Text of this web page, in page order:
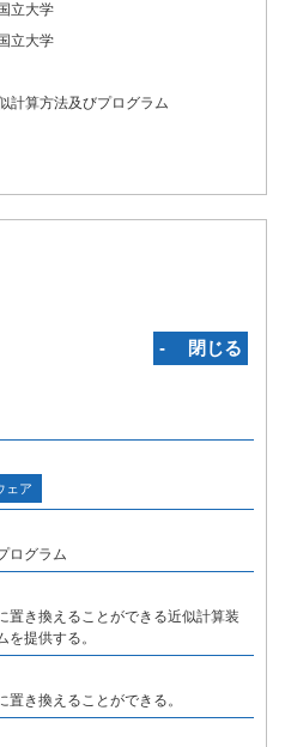
立大学
立大学
計算方法及びプログラム
‐ 閉じる
ェア
ログラム
置き換えることができる近似計算装
提供する。
き換えることができる。